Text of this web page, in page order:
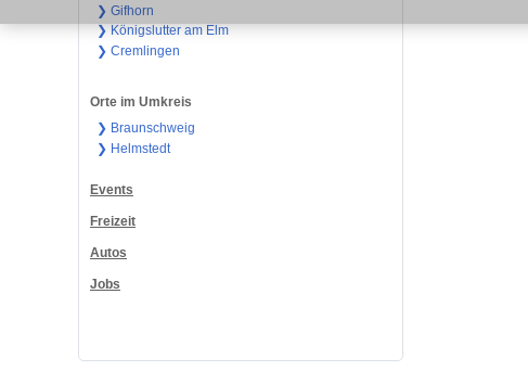
❯ Gifhorn
❯ Königslutter am Elm
❯ Cremlingen
Orte im Umkreis
❯ Braunschweig
❯ Helmstedt
Events
Freizeit
Autos
Jobs